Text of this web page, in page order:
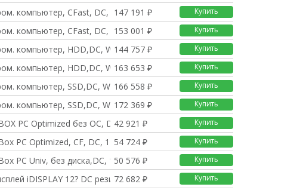
компьютер, CFast, DC, WE147 191 ₽ Купить
компьютер, CFast, DC, WE153 001 ₽ Купить
компьютер, HDD,DC, Win8.144 757 ₽ Купить
компьютер, HDD,DC, Win8.163 653 ₽ Купить
компьютер, SSD,DC, Win8.166 558 ₽ Купить
компьютер, SSD,DC, Win8.172 369 ₽ Купить
PC Optimized без ОС, DC42 921 ₽ Купить
PC Optimized, CF, DC, 1 54 724 ₽ Купить
PC Univ, без диска,DC, 1 50 576 ₽ Купить
iDISPLAY 12? DC резист72 682 ₽ Купить